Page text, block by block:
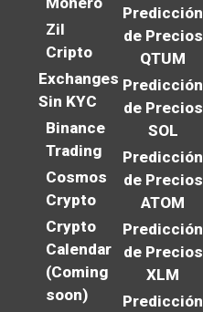
Zil
Cripto
Exchanges
Sin KYC
Binance
Trading
Cosmos
Crypto
Crypto
Calendar
(Coming
soon)
Predicción
de Precios
QTUM
Predicción
de Precios
SOL
Predicción
de Precios
ATOM
Predicción
de Precios
XLM
Predicción